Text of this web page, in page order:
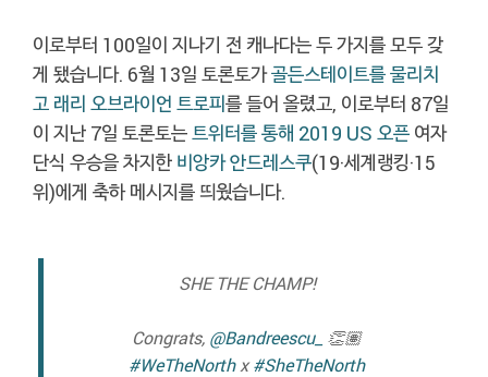
이로부터 100일이 지나기 전 캐나다는 두 가지를 모두 갖
게 됐습니다. 6월 13일 토론토가골든스테이트를 물리치
고 래리 오브라이언 트로피를 들어 올렸고, 이로부터 87일
이 지난 7일 토론토는트위터를 통해 2019 US 오픈 여자
단식 우승을 차지한 비앙카 안드레스쿠(19·세계랭킹·15
위)에게 축하 메시지를 띄웠습니다.
SHE THE CHAMP!
Congrats, @Bandreescu_ 👏🏽
#WeTheNorthx#SheTheNorth